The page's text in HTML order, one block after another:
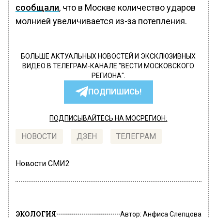
сообщали, что в Москве количество ударов
молнией увеличивается из-за потепления.
БОЛЬШЕ АКТУАЛЬНЫХ НОВОСТЕЙ И ЭКСКЛЮЗИВНЫХ
ВИДЕО В ТЕЛЕГРАМ-КАНАЛЕ "ВЕСТИ МОСКОВСКОГО
РЕГИОНА".
ПОДПИШИСЬ!
ПОДПИСЫВАЙТЕСЬ НА МОСРЕГИОН:
НОВОСТИ ДЗЕН ТЕЛЕГРАМ
Новости СМИ2
ЭКОЛОГИЯ Автор: Анфиса Слепцова